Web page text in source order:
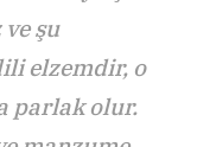
şu
elzemdir, o
parlak olur.